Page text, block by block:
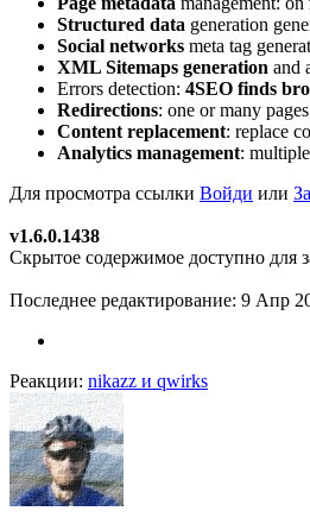
Structured data generation
Social networks meta tag
XML Sitemaps generation and
Errors detection: 4SEO finds
Redirections: one or many
Content replacement: replace
Analytics management:
Для просмотра ссылки Войди или
v1.6.0.1438
Скрытое содержимое доступно для
Последнее редактирование: 9 Апр
Реакции: nikazz и qwirks